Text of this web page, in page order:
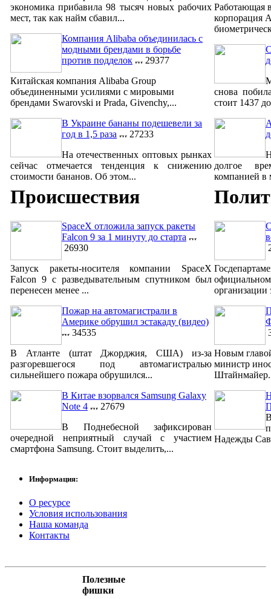
экономика прибавила 98 тысяч новых рабочих
мест, так как найм сбавил...
Компания Alibaba объединилась с
модными брендами в борьбе
против подделок
29377
Китайская компания Alibaba Group
объединенными усилиями с мировыми
брендами Swarovski и Prada, Givenchy,...
В Украине бананы подешевели за
год в 1,5 раза
27233
На отечественных оптовых рынках
сейчас отмечается тенденция к снижению
стоимости бананов. Об этом...
Работающая
корпорация
снова
стоит 1437
долгое
компанией в
Происшествия
SpaceX отложила запуск ракеты
Falcon 9 за 1 минуту до старта
26930
Запуск ракеты-носителя компании SpaceX
Falcon 9 с разведывательным спутником был
перенесен менее ...
Пожар на автомагистрали в
Америке обрушил эстакаду (видео)
34535
В Атланте (штат Джорджия, США) из-за
разгоревшегося под автомагистралью
сильнейшего пожара обрушился...
В Китае взорвался Samsung Galaxy
Note 4
27679
В Поднебесной зафиксирован
очередной неприятный случай с участием
смартфона Samsung. Стоит выделить,...
организации
Новым
министр
Надежды
Информация:
О ресурсе
Условия использования
Наша команда
Контакты
Полезные
фишки